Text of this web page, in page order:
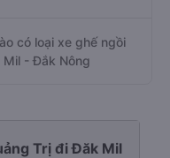
có loại xe ghế ngồi
Mil - Đắk Nông
Trị đi Đăk Mil